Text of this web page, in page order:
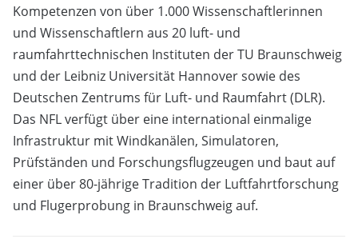
Kompetenzen von über 1.000 Wissenschaftlerinnen
und Wissenschaftlern aus 20 luft- und
raumfahrttechnischen Instituten der TU Braunschweig
und der Leibniz Universität Hannover sowie des
Deutschen Zentrums für Luft- und Raumfahrt (DLR).
Das NFL verfügt über eine international einmalige
Infrastruktur mit Windkanälen, Simulatoren,
Prüfständen und Forschungsflugzeugen und baut auf
einer über 80-jährige Tradition der Luftfahrtforschung
und Flugerprobung in Braunschweig auf.